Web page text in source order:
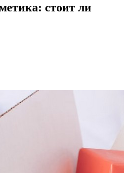
стоит ли